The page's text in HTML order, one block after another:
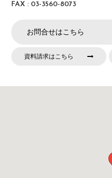
FAX : 03-3560-8073
お問合せはこちら
資料請求はこちら